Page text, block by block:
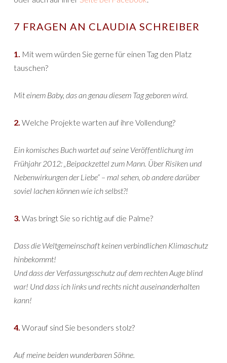
7 FRAGEN AN CLAUDIA SCHREIBER
1. Mit wem würden Sie gerne für einen Tag den Platz
tauschen?
Mit einem Baby, das an genau diesem Tag geboren wird.
2. Welche Projekte warten auf ihre Vollendung?
Ein komisches Buch wartet auf seine Veröffentlichung im
Frühjahr 2012: „Beipackzettel zum Mann. Über Risiken und
Nebenwirkungen der Liebe“ – mal sehen, ob andere darüber
soviel lachen können wie ich selbst?!
3. Was bringt Sie so richtig auf die Palme?
Dass die Weltgemeinschaft keinen verbindlichen Klimaschutz
hinbekommt!
Und dass der Verfassungsschutz auf dem rechten Auge blind
war! Und dass ich links und rechts nicht auseinanderhalten
kann!
4. Worauf sind Sie besonders stolz?
Auf meine beiden wunderbaren Söhne.